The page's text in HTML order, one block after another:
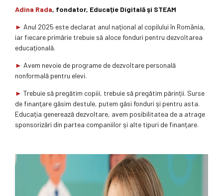
Adina Rada, fondator, Educaţie Digitală şi STEAM
► Anul 2025 este declarat anul naţional al copilului în România,
iar fiecare primărie trebuie să aloce fonduri pentru dezvoltarea
educaţională.
► Avem nevoie de programe de dezvoltare personală
nonformală pentru elevi.
► Trebuie să pregătim copiii, trebuie să pregătim părinţii. Surse
de finanţare găsim destule, putem găsi fonduri şi pentru asta.
Educaţia generează dezvoltare, avem posibilitatea de a atrage
sponsorizări din partea companiilor şi alte tipuri de finanţare.